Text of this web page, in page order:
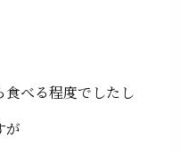
べる程度でしたし
が